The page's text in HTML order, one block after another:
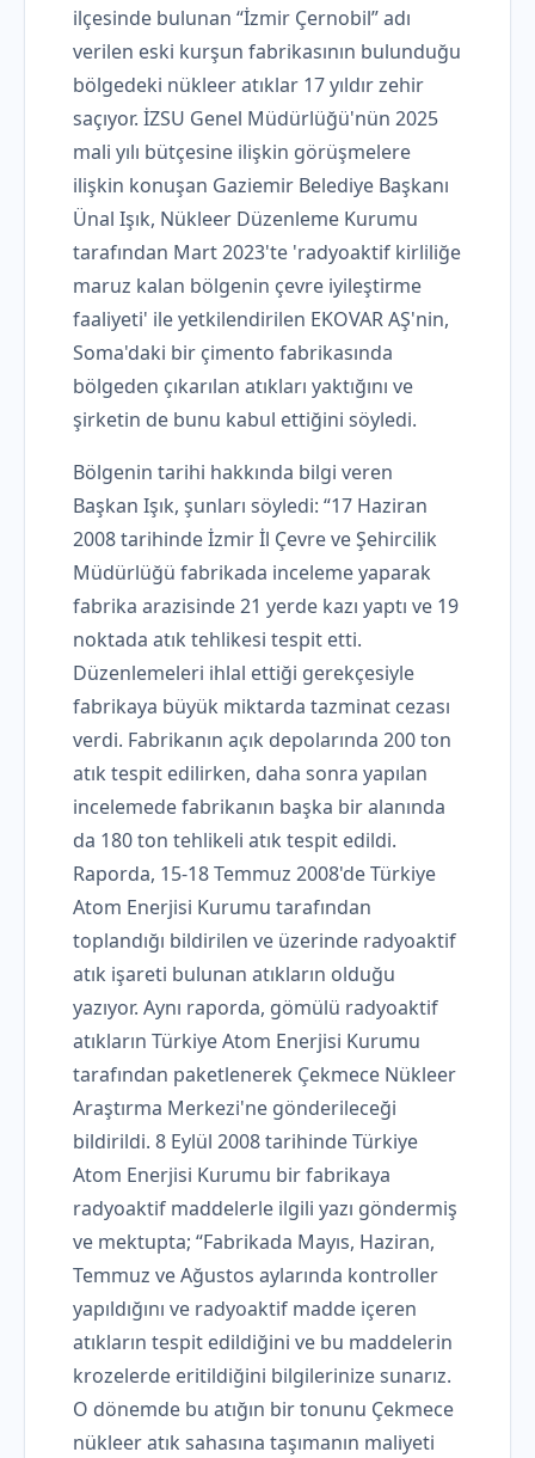
ilçesinde bulunan “İzmir Çernobil” adı
verilen eski kurşun fabrikasının bulunduğu
bölgedeki nükleer atıklar 17 yıldır zehir
saçıyor. İZSU Genel Müdürlüğü'nün 2025
mali yılı bütçesine ilişkin görüşmelere
ilişkin konuşan Gaziemir Belediye Başkanı
Ünal Işık, Nükleer Düzenleme Kurumu
tarafından Mart 2023'te 'radyoaktif kirliliğe
maruz kalan bölgenin çevre iyileştirme
faaliyeti' ile yetkilendirilen EKOVAR AŞ'nin,
Soma'daki bir çimento fabrikasında
bölgeden çıkarılan atıkları yaktığını ve
şirketin de bunu kabul ettiğini söyledi.
Bölgenin tarihi hakkında bilgi veren
Başkan Işık, şunları söyledi: “17 Haziran
2008 tarihinde İzmir İl Çevre ve Şehircilik
Müdürlüğü fabrikada inceleme yaparak
fabrika arazisinde 21 yerde kazı yaptı ve 19
noktada atık tehlikesi tespit etti.
Düzenlemeleri ihlal ettiği gerekçesiyle
fabrikaya büyük miktarda tazminat cezası
verdi. Fabrikanın açık depolarında 200 ton
atık tespit edilirken, daha sonra yapılan
incelemede fabrikanın başka bir alanında
da 180 ton tehlikeli atık tespit edildi.
Raporda, 15-18 Temmuz 2008'de Türkiye
Atom Enerjisi Kurumu tarafından
toplandığı bildirilen ve üzerinde radyoaktif
atık işareti bulunan atıkların olduğu
yazıyor. Aynı raporda, gömülü radyoaktif
atıkların Türkiye Atom Enerjisi Kurumu
tarafından paketlenerek Çekmece Nükleer
Araştırma Merkezi'ne gönderileceği
bildirildi. 8 Eylül 2008 tarihinde Türkiye
Atom Enerjisi Kurumu bir fabrikaya
radyoaktif maddelerle ilgili yazı göndermiş
ve mektupta; “Fabrikada Mayıs, Haziran,
Temmuz ve Ağustos aylarında kontroller
yapıldığını ve radyoaktif madde içeren
atıkların tespit edildiğini ve bu maddelerin
krozelerde eritildiğini bilgilerinize sunarız.
O dönemde bu atığın bir tonunu Çekmece
nükleer atık sahasına taşımanın maliyeti